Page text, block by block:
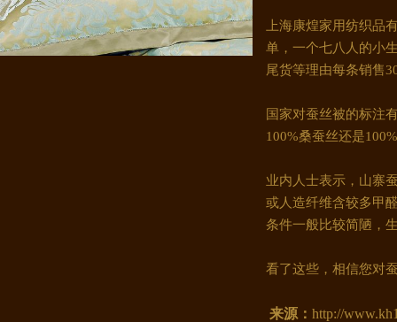
上海康煌家用纺织品
单，一个七八人的小
尾货等理由每条销售
国家对蚕丝被的标注
100%桑蚕丝还是
业内人士表示，山寨
或人造纤维含较多甲
条件一般比较简陋，
看了这些，相信您对
来源： http://